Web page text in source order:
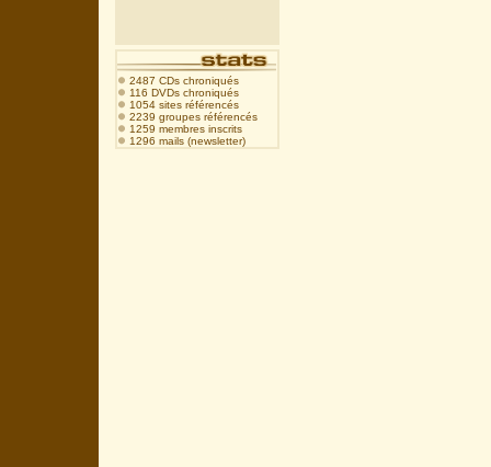
2487 CDs chroniqués
116 DVDs chroniqués
1054 sites référencés
2239 groupes référencés
1259 membres inscrits
1296 mails (newsletter)